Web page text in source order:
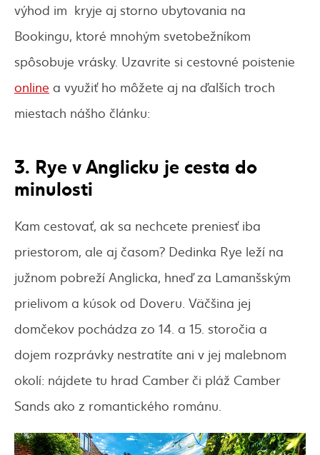
výhod im kryje aj storno ubytovania na
Bookingu, ktoré mnohým svetobežníkom
spôsobuje vrásky. Uzavrite si cestovné poistenie
online a využiť ho môžete aj na ďalších troch
miestach nášho článku:
3. Rye v Anglicku je cesta do
minulosti
Kam cestovať, ak sa nechcete preniesť iba
priestorom, ale aj časom? Dedinka Rye leží na
južnom pobreží Anglicka, hneď za Lamanšským
prielivom a kúsok od Doveru. Väčšina jej
domčekov pochádza zo 14. a 15. storočia a
dojem rozprávky nestratíte ani v jej malebnom
okolí: nájdete tu hrad Camber či pláž Camber
Sands ako z romantického románu.